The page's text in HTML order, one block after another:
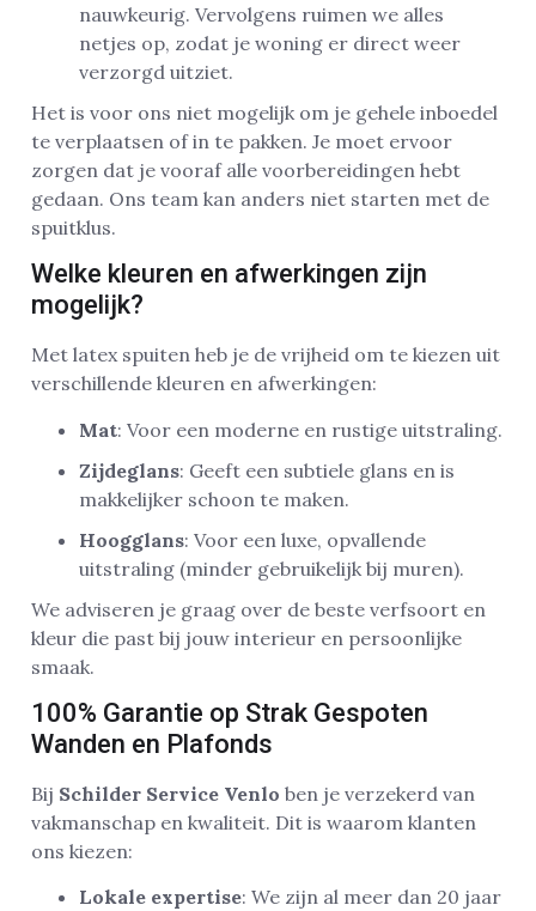
nauwkeurig. Vervolgens ruimen we alles
netjes op, zodat je woning er direct weer
verzorgd uitziet.
Het is voor ons niet mogelijk om je gehele inboedel
te verplaatsen of in te pakken. Je moet ervoor
zorgen dat je vooraf alle voorbereidingen hebt
gedaan. Ons team kan anders niet starten met de
spuitklus.
Welke kleuren en afwerkingen zijn
mogelijk?
Met latex spuiten heb je de vrijheid om te kiezen uit
verschillende kleuren en afwerkingen:
Mat: Voor een moderne en rustige uitstraling.
Zijdeglans: Geeft een subtiele glans en is
makkelijker schoon te maken.
Hoogglans: Voor een luxe, opvallende
uitstraling (minder gebruikelijk bij muren).
We adviseren je graag over de beste verfsoort en
kleur die past bij jouw interieur en persoonlijke
smaak.
100% Garantie op Strak Gespoten
Wanden en Plafonds
Bij Schilder Service Venlo ben je verzekerd van
vakmanschap en kwaliteit. Dit is waarom klanten
ons kiezen:
Lokale expertise: We zijn al meer dan 20 jaar